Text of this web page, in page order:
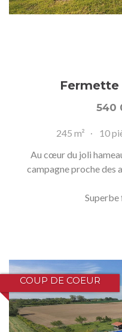
Fermette
540
245 m² 10
Au cœur du joli
campagne proche des
Superbe
COUP DE COEUR